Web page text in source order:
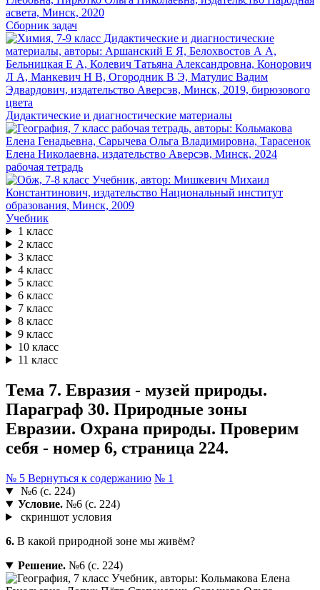
Сборник задач
Дидактические и диагностические материалы
рабочая тетрадь
Учебник
1 класс
2 класс
3 класс
4 класс
5 класс
6 класс
7 класс
8 класс
9 класс
10 класс
11 класс
Тема 7. Евразия - музей природы.
Параграф 30. Природные зоны
Евразии. Охрана природы. Проверим
себя - номер 6, страница 224.
№ 5 Вернуться к содержанию № 1
№6 (с. 224)
Условие.№6 (с. 224)
скриншот условия
6. В какой природной зоне мы живём?
Решение.№6 (с. 224)